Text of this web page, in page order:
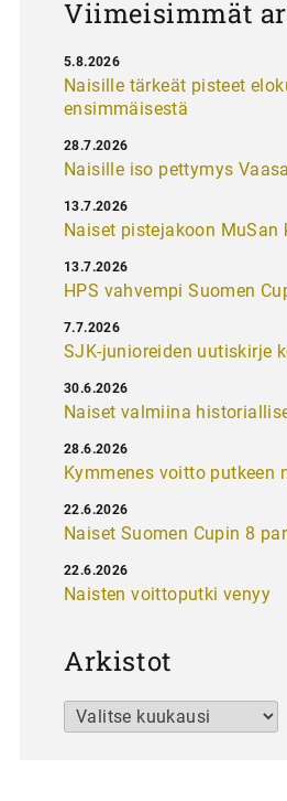
Viimeisimmät
Naisille tärkeät pisteet
ensimmäisestä
5.8.2026
Naisille iso pettymys
28.7.2026
Naiset pistejakoon MuSan
13.7.2026
HPS vahvempi Suomen
13.7.2026
SJK-junioreiden uutiskirje
7.7.2026
Naiset valmiina
30.6.2026
Kymmenes voitto putkeen
28.6.2026
Naiset Suomen Cupin 8
22.6.2026
Naisten voittoputki venyy
22.6.2026
Arkistot
Arkistot